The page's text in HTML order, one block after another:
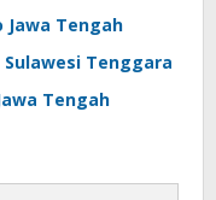
Jawa Tengah
Tenggara
Tengah